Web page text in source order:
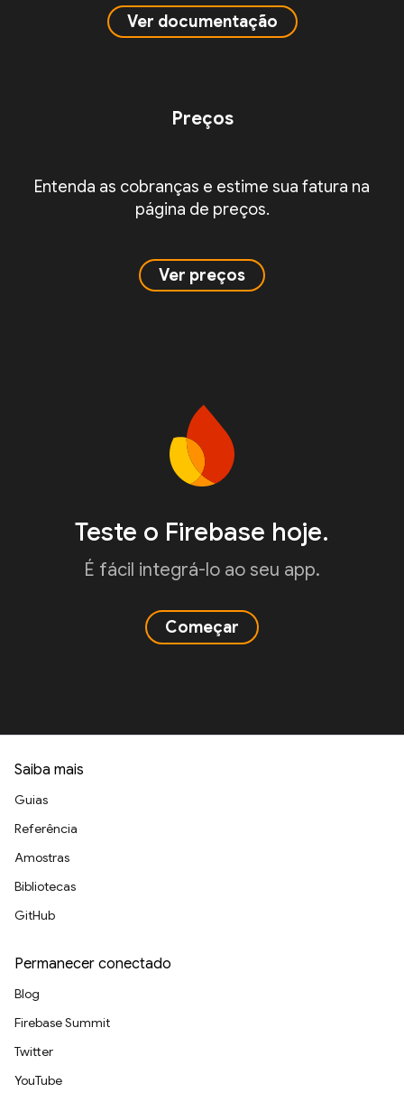
Ver documentação
Preços
Entenda as cobranças e estime sua fatura na
página de preços.
Ver preços
Teste o Firebase hoje.
É fácil integrá-lo ao seu app.
Começar
Saiba mais
Guias
Referência
Amostras
Bibliotecas
GitHub
Permanecer conectado
Blog
Firebase Summit
Twitter
YouTube